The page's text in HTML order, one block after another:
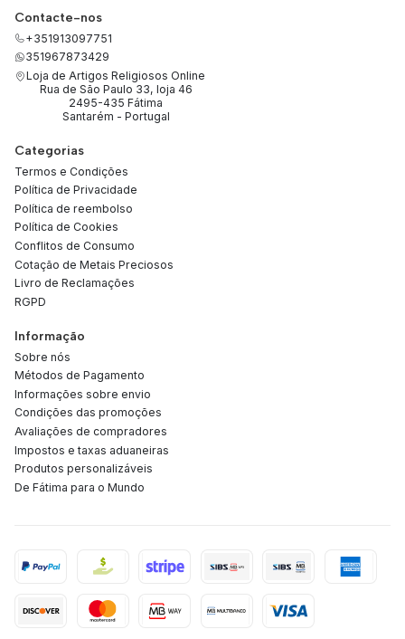
Contacte-nos
+351913097751
351967873429
Loja de Artigos Religiosos Online
Rua de São Paulo 33, loja 46
2495-435 Fátima
Santarém - Portugal
Categorias
Termos e Condições
Política de Privacidade
Política de reembolso
Política de Cookies
Conflitos de Consumo
Cotação de Metais Preciosos
Livro de Reclamações
RGPD
Informação
Sobre nós
Métodos de Pagamento
Informações sobre envio
Condições das promoções
Avaliações de compradores
Impostos e taxas aduaneiras
Produtos personalizáveis
De Fátima para o Mundo